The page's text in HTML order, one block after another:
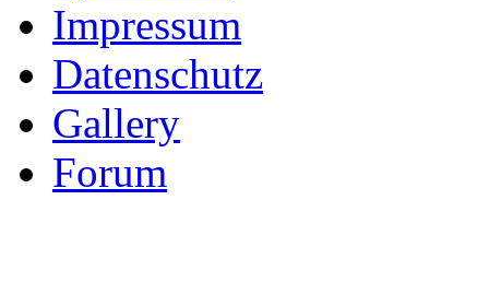
Impressum
Datenschutz
Gallery
Forum